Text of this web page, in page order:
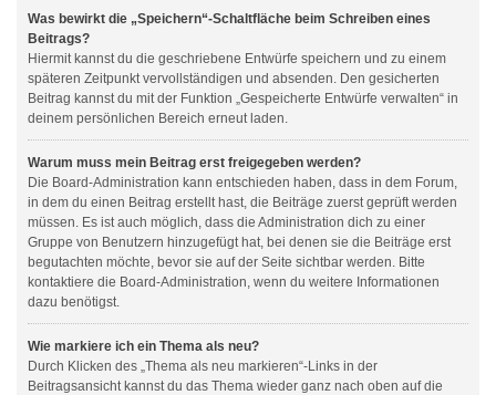
Was bewirkt die „Speichern“-Schaltfläche beim Schreiben eines
Beitrags?
Hiermit kannst du die geschriebene Entwürfe speichern und zu einem
späteren Zeitpunkt vervollständigen und absenden. Den gesicherten
Beitrag kannst du mit der Funktion „Gespeicherte Entwürfe verwalten“ in
deinem persönlichen Bereich erneut laden.
Warum muss mein Beitrag erst freigegeben werden?
Die Board-Administration kann entschieden haben, dass in dem Forum,
in dem du einen Beitrag erstellt hast, die Beiträge zuerst geprüft werden
müssen. Es ist auch möglich, dass die Administration dich zu einer
Gruppe von Benutzern hinzugefügt hat, bei denen sie die Beiträge erst
begutachten möchte, bevor sie auf der Seite sichtbar werden. Bitte
kontaktiere die Board-Administration, wenn du weitere Informationen
dazu benötigst.
Wie markiere ich ein Thema als neu?
Durch Klicken des „Thema als neu markieren“-Links in der
Beitragsansicht kannst du das Thema wieder ganz nach oben auf die